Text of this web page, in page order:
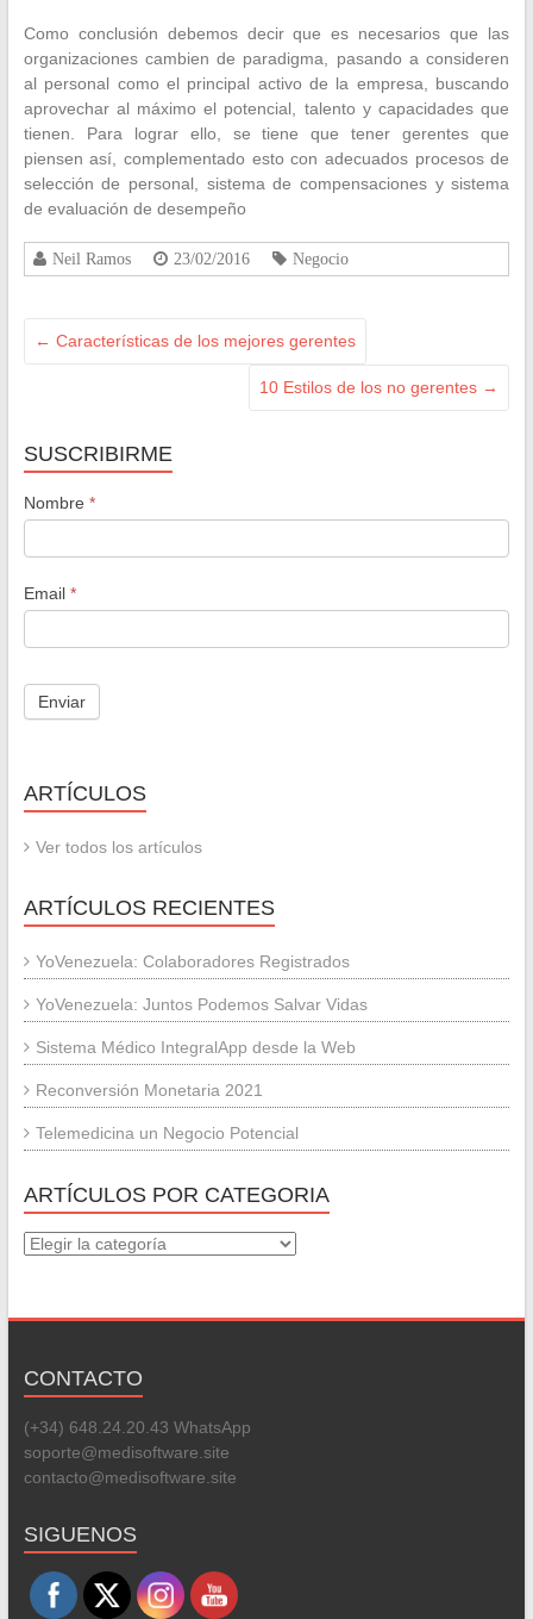
Como conclusión debemos decir que es necesarios que las
organizaciones cambien de paradigma, pasando a consideren
al personal como el principal activo de la empresa, buscando
aprovechar al máximo el potencial, talento y capacidades que
tienen. Para lograr ello, se tiene que tener gerentes que
piensen así, complementado esto con adecuados procesos de
selección de personal, sistema de compensaciones y sistema
de evaluación de desempeño
Neil Ramos 23/02/2016 Negocio
← Características de los mejores gerentes
10 Estilos de los no gerentes →
SUSCRIBIRME
Nombre *
Email *
ARTÍCULOS
Ver todos los artículos
ARTÍCULOS RECIENTES
YoVenezuela: Colaboradores Registrados
YoVenezuela: Juntos Podemos Salvar Vidas
Sistema Médico IntegralApp desde la Web
Reconversión Monetaria 2021
Telemedicina un Negocio Potencial
ARTÍCULOS POR CATEGORIA
Artículos
CONTACTO
(+34) 648.24.20.43 WhatsApp
soporte@medisoftware.site
contacto@medisoftware.site
SIGUENOS